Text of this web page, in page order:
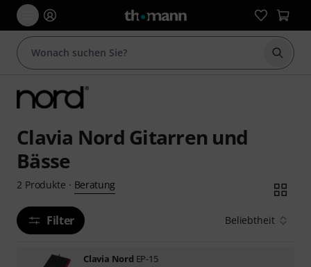
Suche
Clavia Nord Gitarren und
Bässe
2 Produkte · Beratung
Filter Beliebtheit
Clavia Nord EP-15